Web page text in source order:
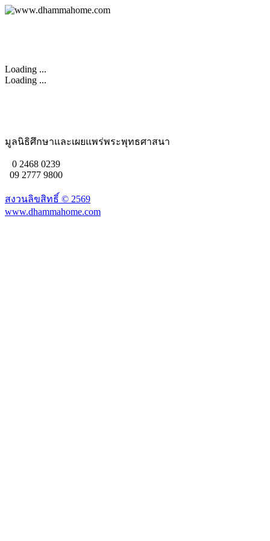
Loading ...
Loading ...
มูลนิธิศึกษาและเผยแพร่พระพุทธศาสนา
0 2468 0239
09 2777 9800
สงวนลิขสิทธิ์ © 2569
www.dhammahome.com